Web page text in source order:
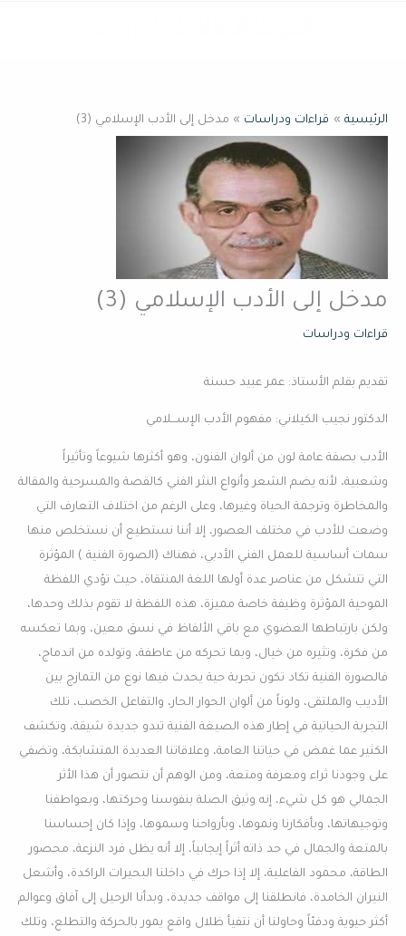
الرئيسية قراءات ودراسات مدخل إلى الأدب الإسلامي (3)
مدخل إلى الأدب الإسلامي (3)
قراءات ودراسات
تقديم بقلم الأستاذ: عمر عبيد حسنة
الدكتور نجيب الكيلاني: مفهوم الأدب الإســـلامي
الأدب بصفة عامة لون من ألوان الفنون، وهو أكثرها شيوعاً وتأثيراً
وشعبية، لأنه يضم الشعر وأنواع النثر الفني كالقصة والمسرحية والمقالة
والمخاطرة وترجمة الحياة وغيرها، وعلى الرغم من اختلاف التعارف التي
وضعت للأدب في مختلف العصور، إلا أننا نستطيع أن نستخلص منها
سمات أساسية للعمل الفني الأدبي، فهناك (الصورة الفنية ) المؤثرة
التي تتشكل من عناصر عدة أولها اللغة المنتقاة، حيث تؤدي اللفظة
الموحية المؤثرة وظيفة خاصة مميزة، هذه اللفظة لا تقوم بذلك وحدها،
ولكن بارتباطها العضوي مع باقي الألفاظ في نسق معين، وبما تعكسه
من فكرة، وتثيره من خيال، وبما تحركه من عاطفة، وتولده من اندماج،
فالصورة الفنية تكاد تكون تجربة حية يحدث فيها نوع من التمازج بين
الأديب والملتقى، ولوناً من ألوان الحوار الحار، والتفاعل الخصب، تلك
التجربة الحياتية في إطار هذه الصيغة الفنية تبدو جديدة شيقة، وتكشف
الكثير عما غمض في حياتنا العامة، وعلاقاتنا العديدة المتشابكة، وتضفي
على وجودنا ثراء ومعرفة ومتعة، ومن الوهم أن نتصور أن هذا الأثر
الجمالي هو كل شيء، إنه وثيق الصلة بنفوسنا وحركتها، وبعواطفنا
وتوجيهاتها، وبأفكارنا ونموها، وبأرواحنا وسموها، وإذا كان إحساسنا
بالمتعة والجمال في حد ذاته أثراً إيجابياً، إلا أنه يظل فرد النزعة، محصور
الطاقة، محمود الفاعلية، إلا إذا حرك في داخلنا البحيرات الراكدة، وأشعل
النيران الخامدة، فانطلقنا إلى مواقف جديدة، وبدأنا الرحيل إلى آفاق وعوالم
أكثر حيوية ودفئاً وحاولنا أن نتفيأ ظلال واقع يمور بالحركة والتطلع، وتلك